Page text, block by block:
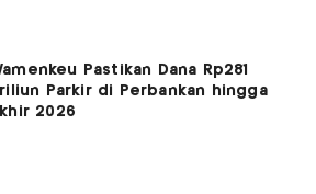
Pastikan Dana Rp281
Parkir di Perbankan hingga
2026